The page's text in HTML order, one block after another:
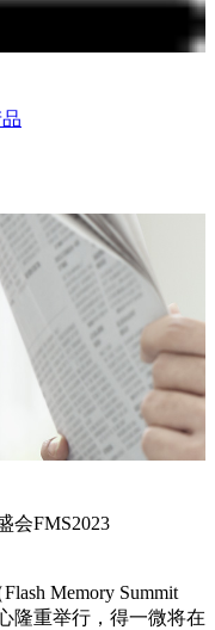
会FMS2023
Memory Summit
隆重举行，得一微将在